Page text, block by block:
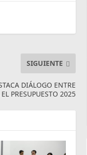
SIGUIENTE
DIÁLOGO ENTRE
PRESUPUESTO 2025